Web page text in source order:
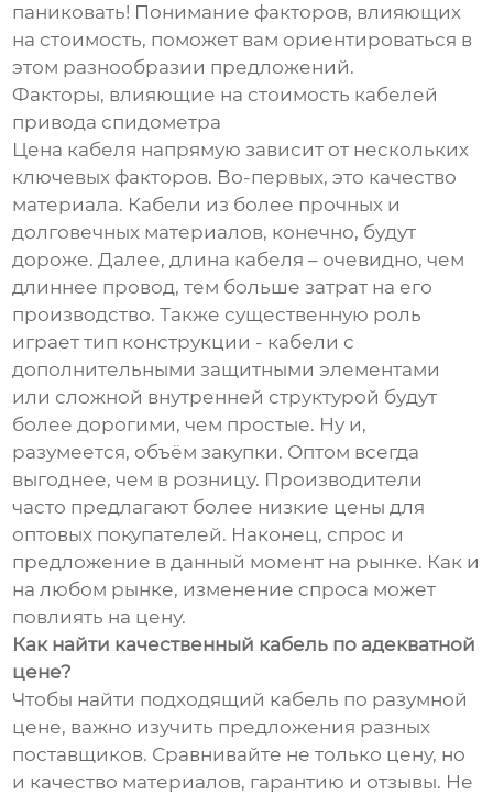
паниковать! Понимание факторов, влияющих
на стоимость, поможет вам ориентироваться в
этом разнообразии предложений.
Факторы, влияющие на стоимость кабелей
привода спидометра
Цена кабеля напрямую зависит от нескольких
ключевых факторов. Во-первых, это качество
материала. Кабели из более прочных и
долговечных материалов, конечно, будут
дороже. Далее, длина кабеля – очевидно, чем
длиннее провод, тем больше затрат на его
производство. Также существенную роль
играет тип конструкции - кабели с
дополнительными защитными элементами
или сложной внутренней структурой будут
более дорогими, чем простые. Ну и,
разумеется, объём закупки. Оптом всегда
выгоднее, чем в розницу. Производители
часто предлагают более низкие цены для
оптовых покупателей. Наконец, спрос и
предложение в данный момент на рынке. Как и
на любом рынке, изменение спроса может
повлиять на цену.
Как найти качественный кабель по адекватной
цене?
Чтобы найти подходящий кабель по разумной
цене, важно изучить предложения разных
поставщиков. Сравнивайте не только цену, но
и качество материалов, гарантию и отзывы. Не